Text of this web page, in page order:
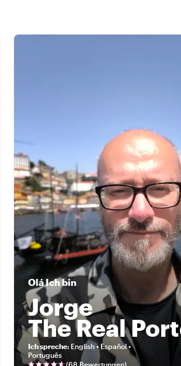
OláIch bin
Jorge
The Real
Ich spreche: English • Español •
Português
(68 Bewertungen)